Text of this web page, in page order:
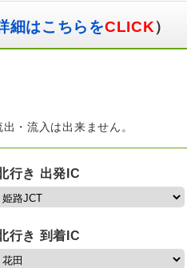
細はこちらをCLICK）
・流入は出来ません。
行き 出発IC
行き 到着IC